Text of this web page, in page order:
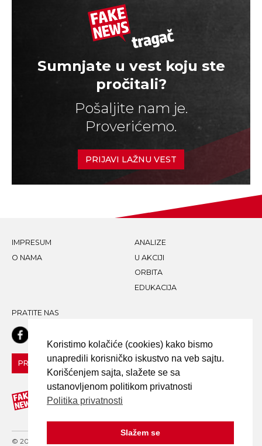
Sumnjate u vest koju ste
pročitali?
Pošaljite nam je.
Proverićemo.
PRIJAVI LAŽNU VEST
IMPRESUM
O NAMA
ANALIZE
U AKCIJI
ORBITA
EDUKACIJA
PRATITE NAS
PRIJAVI LAŽNU VEST!
© 2020 FAKE NEWS TRAGAČ - ALL RIGHTS RESERVED. DESIGN
Koristimo kolačiće (cookies) kako bismo
unapredili korisničko iskustvo na veb sajtu.
Korišćenjem sajta, slažete se sa
ustanovljenom politikom privatnosti
Politika privatnosti
Slažem se